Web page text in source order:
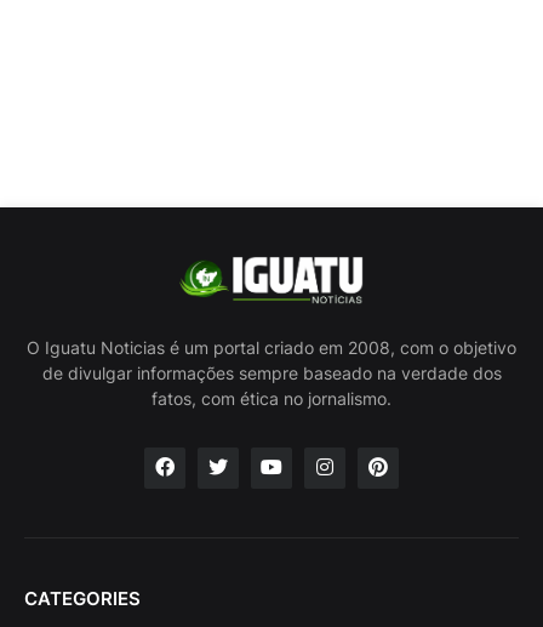
O Iguatu Noticias é um portal criado em 2008, com o objetivo
de divulgar informações sempre baseado na verdade dos
fatos, com ética no jornalismo.
CATEGORIES